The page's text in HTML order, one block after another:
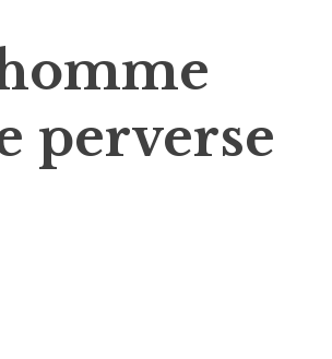
perverse